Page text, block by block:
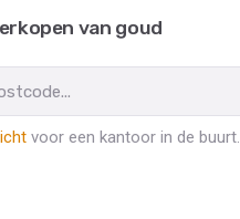
van goud
voor een kantoor in de buurt.